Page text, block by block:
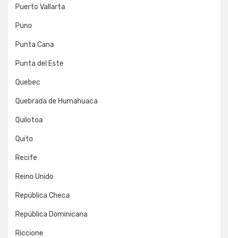
Puerto Vallarta
Puno
Punta Cana
Punta del Este
Quebec
Quebrada de Humahuaca
Quilotoa
Quito
Recife
Reino Unido
República Checa
República Dominicana
Riccione